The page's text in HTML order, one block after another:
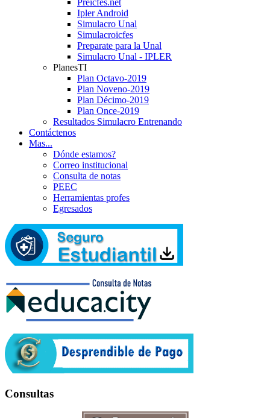
Ipler Android
Simulacro Unal
Simulacroicfes
Preparate para la Unal
Simulacro Unal - IPLER
PlanesTI
Plan Octavo-2019
Plan Noveno-2019
Plan Décimo-2019
Plan Once-2019
Resultados Simulacro Entrenando
Contáctenos
Mas...
Dónde estamos?
Correo institucional
Consulta de notas
PEEC
Herramientas profes
Egresados
Consultas